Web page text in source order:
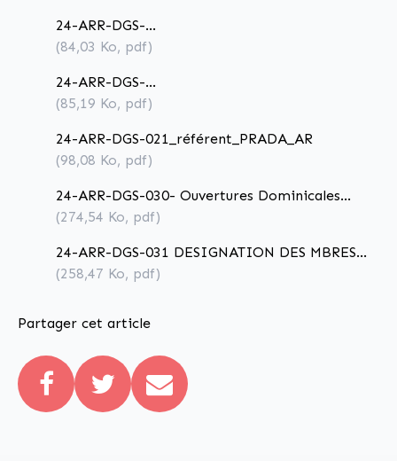
24-ARR-DGS-
018_correction_fermeture_méduse_AR
(84,03 Ko, pdf)
24-ARR-DGS-
(85,19 Ko, pdf)
24-ARR-DGS-021_référent_PRADA_AR
(98,08 Ko, pdf)
24-ARR-DGS-030- Ouvertures Dominicales
2025_AR
(274,54 Ko, pdf)
24-ARR-DGS-031 DESIGNATION DES MBRES
DU CE DE LA REGIE DU PORT_AR
(258,47 Ko, pdf)
Partager cet article